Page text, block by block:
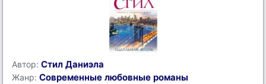
Автор: Стил Даниэла
Жанр: Современные любовные романы